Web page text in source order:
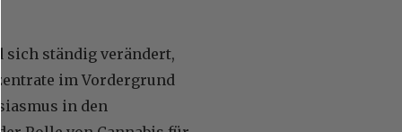
sich ständig verändert,
im Vordergrund
in den